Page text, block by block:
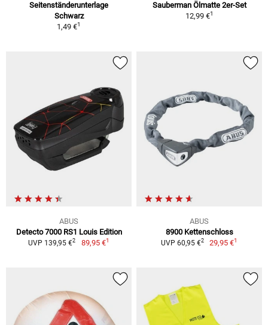
Seitenständerunterlage
Schwarz
1,49 €1
Sauberman Ölmatte 2er-Set
12,99 €1
ABUS
Detecto 7000 RS1 Louis Edition
UVP 139,95 €2 89,95 €1
ABUS
8900 Kettenschloss
UVP 60,95 €2 29,95 €1